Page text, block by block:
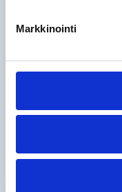
Markkinointi